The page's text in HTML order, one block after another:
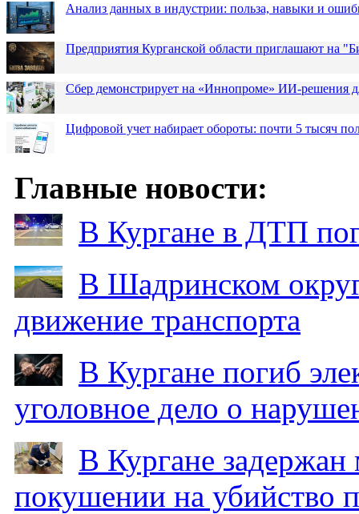
Анализ данных в индустрии: польза, навыки и
Предприятия Курганской области приглашают на
Сбер демонстрирует на «Иннопроме» ИИ-решения
Цифровой учет набирает обороты: почти 5 тысяч
Главные новости:
В Кургане в ДТП
В Шадринском
движение транспорта
В Кургане погиб
уголовное дело о
В Кургане
покушении на убийство